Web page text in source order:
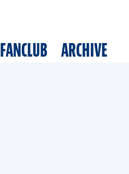
FANCLUB ARCHIVE